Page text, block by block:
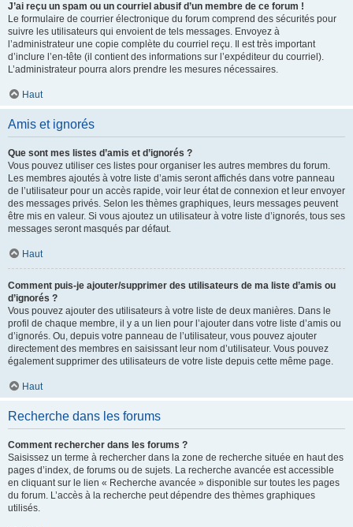
J’ai reçu un spam ou un courriel abusif d’un membre de ce forum !
Le formulaire de courrier électronique du forum comprend des sécurités pour
suivre les utilisateurs qui envoient de tels messages. Envoyez à
l’administrateur une copie complète du courriel reçu. Il est très important
d’inclure l’en-tête (il contient des informations sur l’expéditeur du courriel).
L’administrateur pourra alors prendre les mesures nécessaires.
Haut
Amis et ignorés
Que sont mes listes d’amis et d’ignorés ?
Vous pouvez utiliser ces listes pour organiser les autres membres du forum.
Les membres ajoutés à votre liste d’amis seront affichés dans votre panneau
de l’utilisateur pour un accès rapide, voir leur état de connexion et leur envoyer
des messages privés. Selon les thèmes graphiques, leurs messages peuvent
être mis en valeur. Si vous ajoutez un utilisateur à votre liste d’ignorés, tous ses
messages seront masqués par défaut.
Haut
Comment puis-je ajouter/supprimer des utilisateurs de ma liste d’amis ou
d’ignorés ?
Vous pouvez ajouter des utilisateurs à votre liste de deux manières. Dans le
profil de chaque membre, il y a un lien pour l’ajouter dans votre liste d’amis ou
d’ignorés. Ou, depuis votre panneau de l’utilisateur, vous pouvez ajouter
directement des membres en saisissant leur nom d’utilisateur. Vous pouvez
également supprimer des utilisateurs de votre liste depuis cette même page.
Haut
Recherche dans les forums
Comment rechercher dans les forums ?
Saisissez un terme à rechercher dans la zone de recherche située en haut des
pages d’index, de forums ou de sujets. La recherche avancée est accessible
en cliquant sur le lien « Recherche avancée » disponible sur toutes les pages
du forum. L’accès à la recherche peut dépendre des thèmes graphiques
utilisés.